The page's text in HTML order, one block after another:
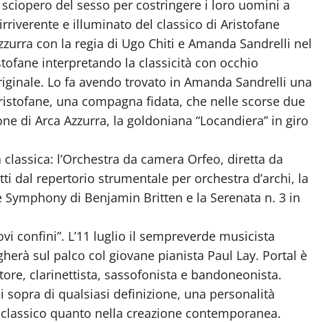
del sesso per costringere i loro uomini a
e illuminato del classico di Aristofane
con la regia di Ugo Chiti e Amanda Sandrelli nel
interpretando la classicità con occhio
Lo fa avendo trovato in Amanda Sandrelli una
una compagna fidata, che nelle scorse due
di Arca Azzurra, la goldoniana “Locandiera” in giro
l’Orchestra da camera Orfeo, diretta da
dal repertorio strumentale per orchestra d’archi, la
di Benjamin Britten e la Serenata n. 3 in
confini”. L’11 luglio il sempreverde musicista
sul palco col giovane pianista Paul Lay. Portal è
clarinettista, sassofonista e bandoneonista.
di qualsiasi definizione, una personalità
quanto nella creazione contemporanea.